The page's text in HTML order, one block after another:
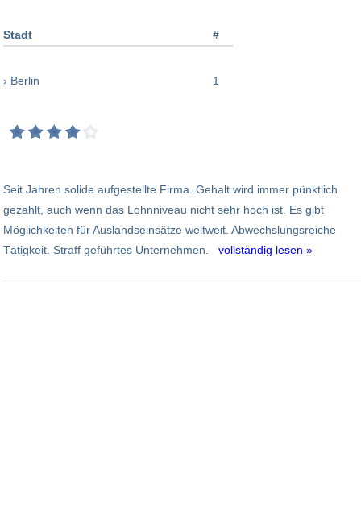
Stadt #
› Berlin 1
Seit Jahren solide aufgestellte Firma. Gehalt wird immer pünktlich
gezahlt, auch wenn das Lohnniveau nicht sehr hoch ist. Es gibt
Möglichkeiten für Auslandseinsätze weltweit. Abwechslungsreiche
Tätigkeit. Straff geführtes Unternehmen. vollständig lesen »